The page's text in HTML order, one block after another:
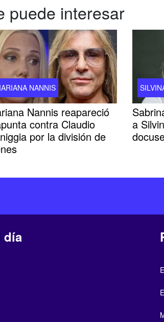
puede interesar
NANNIS
Nannis reapareció
contra Claudio
por la división de
a
día